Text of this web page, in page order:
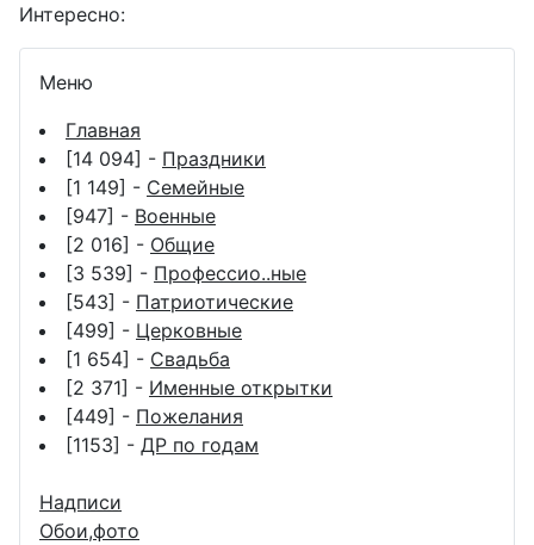
Интересно:
Меню
Главная
[14 094] - Праздники
[1 149] - Семейные
[947] - Военные
[2 016] - Общие
[3 539] - Профессио..ные
[543] - Патриотические
[499] - Церковные
[1 654] - Свадьба
[2 371] - Именные открытки
[449] - Пожелания
[1153] - ДР по годам
Надписи
Обои,фото